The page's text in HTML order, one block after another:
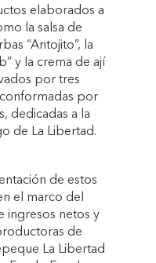
elaborados a
la salsa de
“Antojito”, la
y la crema de ají
por tres
por
dedicadas a la
de La Libertad.
de estos
el marco del
ingresos netos y
de
La Libertad